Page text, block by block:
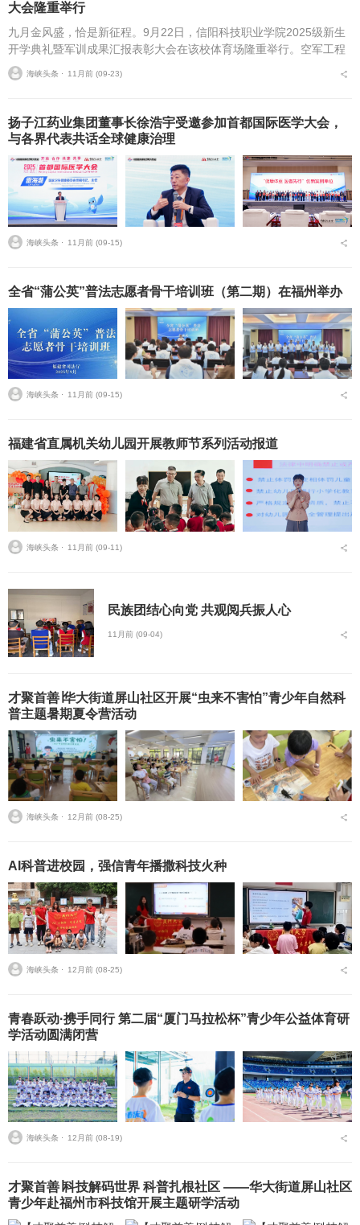
大会隆重举行
九月金风盛，恰是新征程。9月22日，信阳科技职业学院2025级新生
开学典礼暨军训成果汇报表彰大会在该校体育场隆重举行。空军工程
大学航空机务士官学校学员一大队首长，学校董事长高云，校长赵
辉，副校长张欣，...
海峡头条 ⋅ 11月前 (09-23)
扬子江药业集团董事长徐浩宇受邀参加首都国际医学大会，
与各界代表共话全球健康治理
海峡头条 ⋅ 11月前 (09-15)
全省“蒲公英”普法志愿者骨干培训班（第二期）在福州举办
海峡头条 ⋅ 11月前 (09-15)
福建省直属机关幼儿园开展教师节系列活动报道
海峡头条 ⋅ 11月前 (09-11)
民族团结心向党 共观阅兵振人心
11月前 (09-04)
才聚首善∣华大街道屏山社区开展“虫来不害怕”青少年自然科
普主题暑期夏令营活动
海峡头条 ⋅ 12月前 (08-25)
AI科普进校园，强信青年播撒科技火种
海峡头条 ⋅ 12月前 (08-25)
青春跃动·携手同行 第二届“厦门马拉松杯”青少年公益体育研
学活动圆满闭营
海峡头条 ⋅ 12月前 (08-19)
才聚首善∣科技解码世界 科普扎根社区 ——华大街道屏山社区
青少年赴福州市科技馆开展主题研学活动